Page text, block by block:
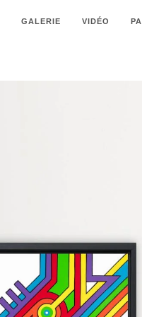
GALERIE VIDÉO